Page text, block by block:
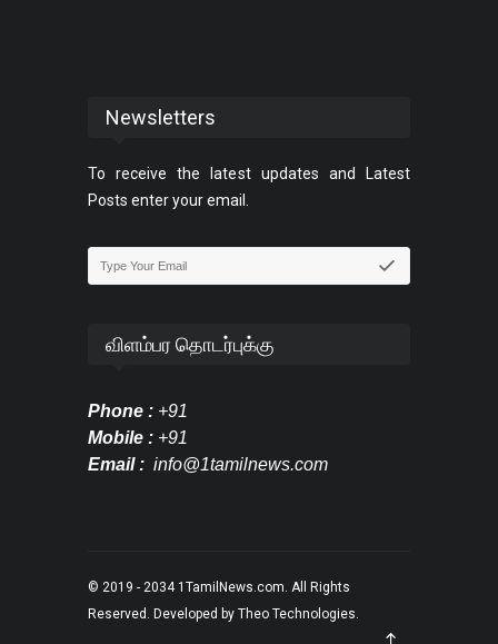
Newsletters
To receive the latest updates and Latest
Posts enter your email.
விளம்பர தொடர்புக்கு
Phone : +91
Mobile : +91
Email : info@1tamilnews.com
© 2019 - 2034 1TamilNews.com. All Rights
Reserved. Developed by Theo Technologies.